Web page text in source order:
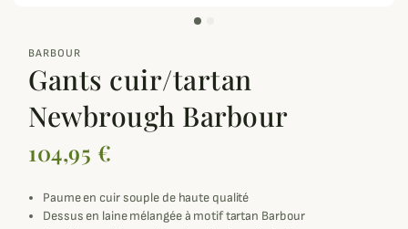
zoom_out_map
BARBOUR
Gants cuir/tartan
Newbrough Barbour
104,95 €
Paume en cuir souple de haute qualité
Dessus en laine mélangée à motif tartan Barbour